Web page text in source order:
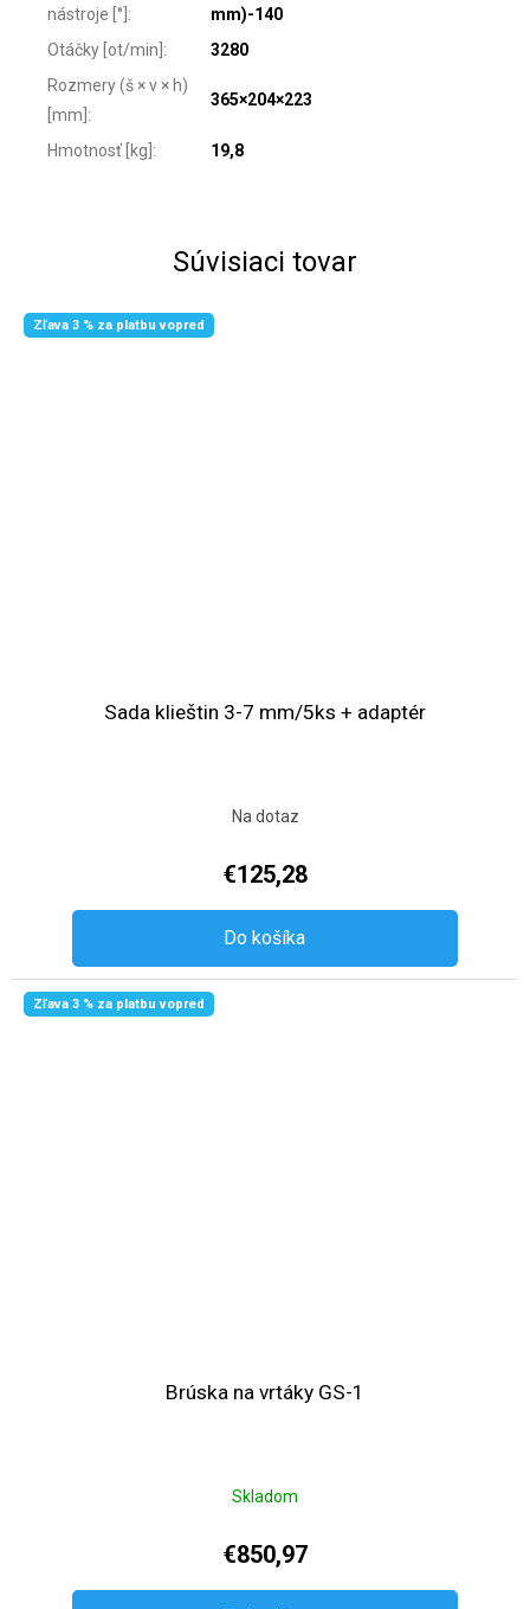
nástroje [°] :
mm)-140
Otáčky [ot/min] :
3280
Rozmery (š × v × h)
[mm] :
365×204×223
Hmotnosť [kg] : 19,8
Súvisiaci tovar
Zľava 3 % za platbu vopred
Sada klieštin 3-7 mm/5ks + adaptér
Na dotaz
€125,28
Do košíka
Zľava 3 % za platbu vopred
Brúska na vrtáky GS-1
Skladom
€850,97